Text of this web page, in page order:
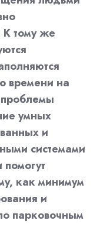
К тому же
времени на
проблемы
умных
и
системами
как минимум
и
парковочным